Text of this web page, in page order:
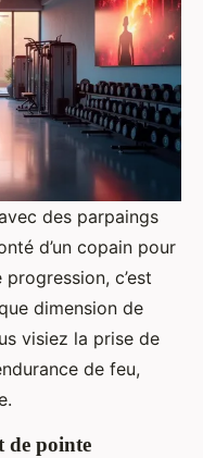
des parpaings
d’un copain pour
c’est
dimension de
visiez la prise de
de feu,
de pointe